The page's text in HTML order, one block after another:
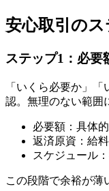
安心取引の
ステップ1：必要
「いくら必要か」
認。無理のない範囲
必要額：具体
返済原資：給
スケジュール
この段階で余裕が薄